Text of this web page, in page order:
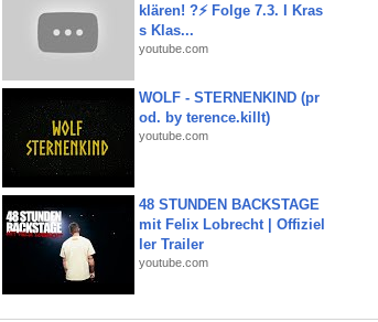
klären! ?⚡️ Folge 7.3. I Kras
s Klas...
youtube.com
WOLF - STERNENKIND (pr
od. by terence.killt)
youtube.com
48 STUNDEN BACKSTAGE
mit Felix Lobrecht | Offiziel
ler Trailer
youtube.com